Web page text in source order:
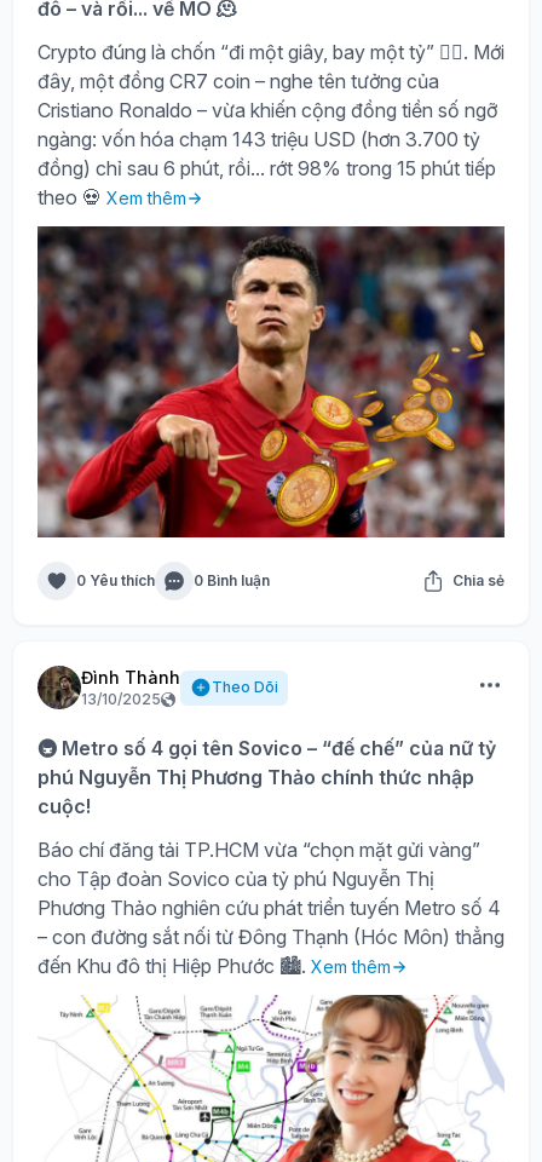
đô – và rồi... về MO 🫠
Crypto đúng là chốn “đi một giây, bay một tỷ” 😵‍💫. Mới
đây, một đồng CR7 coin – nghe tên tưởng của
Cristiano Ronaldo – vừa khiến cộng đồng tiền số ngỡ
ngàng: vốn hóa chạm 143 triệu USD (hơn 3.700 tỷ
đồng) chỉ sau 6 phút, rồi... rớt 98% trong 15 phút tiếp
theo 💀 Xem thêm
0 Yêu thích 0 Bình luận Chia sẻ
Đình Thành
13/10/2025
Theo Dõi
🚇 Metro số 4 gọi tên Sovico – “đế chế” của nữ tỷ
phú Nguyễn Thị Phương Thảo chính thức nhập
cuộc!
Báo chí đăng tải TP.HCM vừa “chọn mặt gửi vàng”
cho Tập đoàn Sovico của tỷ phú Nguyễn Thị
Phương Thảo nghiên cứu phát triển tuyến Metro số 4
– con đường sắt nối từ Đông Thạnh (Hóc Môn) thẳng
đến Khu đô thị Hiệp Phước 🏙️. Xem thêm